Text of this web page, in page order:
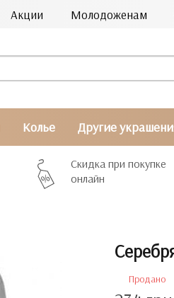
Акции Молодоженам
Колье Другие
Скидка при покупке
онлайн
Продано